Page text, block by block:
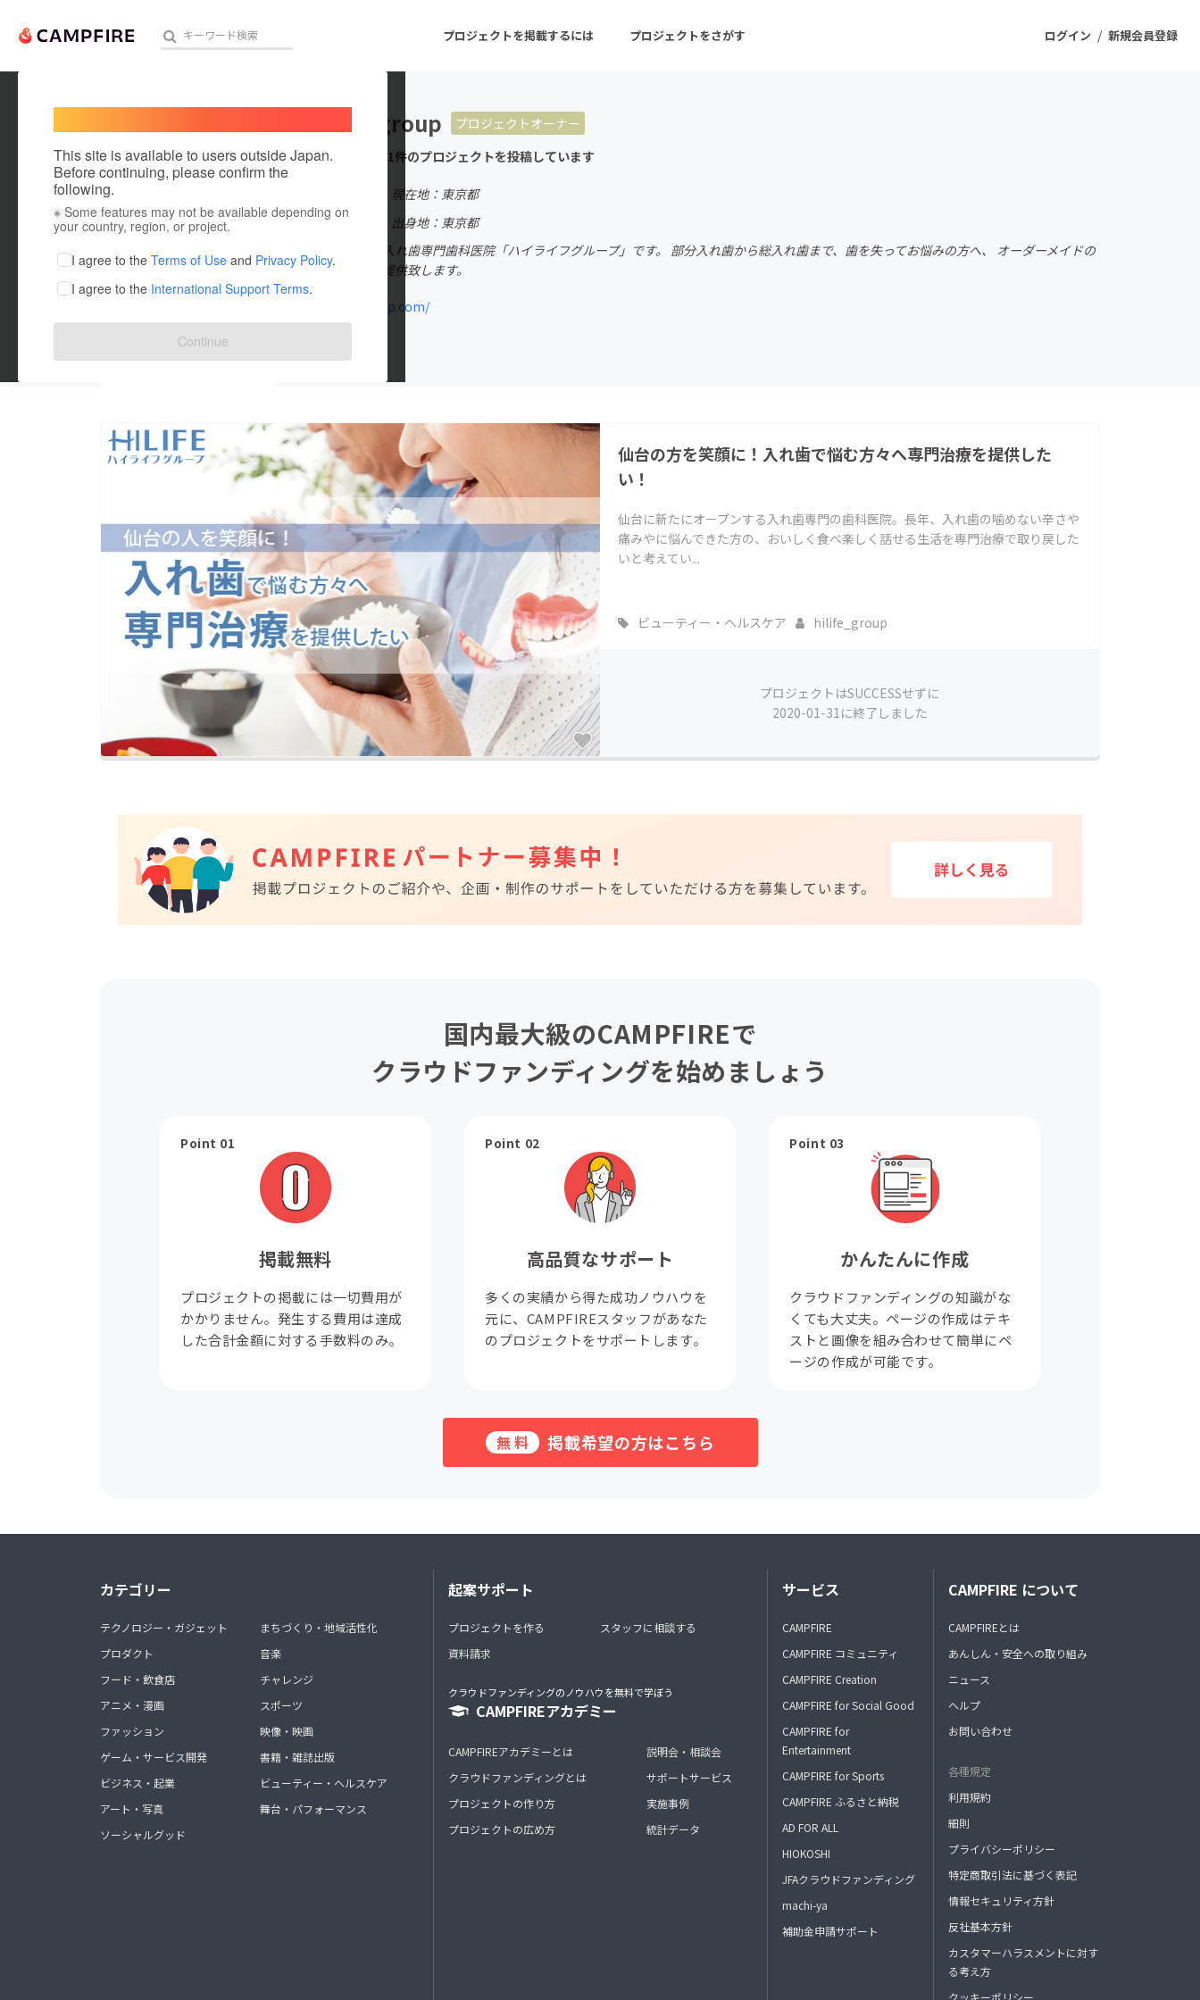
ログイン / 新規会員登録
プロジェクトを掲載するには プロジェクトをさがす
人気のプロジェクト 注目のリターン 注目の新着プロジェクト
アート・写真 音楽
テクノロジー・ガジェット
ゲーム・サービス開発 フード・飲食店
ファッション
映像・映画
ビジネス・起業
まちづくり・地域活性化
CAMPFIRE for Social Good
CAMPFIREふるさと納税
machi-ya コミュニティ
This site is available to users outside Japan.
Before continuing, please confirm the
following.
※ Some features may not be available depending on
your country, region, or project.
I agree to the Terms of Use and Privacy Policy.
I agree to the International Support Terms.
Continue
hilife_group
プロジェクトオーナー
これまでに1件のプロジェクトを投稿しています
現在地：東京都
出身国：日本
出身地：東京都
国内最大級の入れ歯専門歯科医院「ハイライフグループ」です。 部分入れ歯から総入れ歯まで、歯を失ってお悩みの方へ、 オーダーメイドの
入れ歯治療を提供致します。
hilife-group.com/
仙台の方を笑顔に！入れ歯で悩む方々へ専門治療を提供した
い！
仙台に新たにオープンする入れ歯専門の歯科医院。長年、入れ歯の噛めない辛さや
痛みやに悩んできた方の、おいしく食べ楽しく話せる生活を専門治療で取り戻した
いと考えてい...
ビューティー・ヘルスケア hilife_group
プロジェクトはSUCCESSせずに
2020-01-31に終了しました
国内最大級のCAMPFIREで
クラウドファンディングを始めましょう
Point 01
掲載無料
プロジェクトの掲載には一切費用が
かかりません。発生する費用は達成
した合計金額に対する手数料のみ。
Point 02
高品質なサポート
多くの実績から得た成功ノウハウを
元に、CAMPFIREスタッフがあなた
のプロジェクトをサポートします。
Point 03
かんたんに作成
クラウドファンディングの知識がな
くても大丈夫。ページの作成はテキ
ストと画像を組み合わせて簡単にペ
ージの作成が可能です。
無料 掲載希望の方はこちら
カテゴリー
テクノロジー・ガジェット
プロダクト
フード・飲食店
アニメ・漫画
ファッション
ゲーム・サービス開発
ビジネス・起業
アート・写真
ソーシャルグッド
まちづくり・地域活性化
音楽
チャレンジ
スポーツ
映像・映画
書籍・雑誌出版
ビューティー・ヘルスケア
舞台・パフォーマンス
起案サポート
プロジェクトを作る
資料請求
スタッフに相談する
クラウドファンディングのノウハウを無料で学ぼう
CAMPFIREアカデミー
CAMPFIREアカデミーとは
クラウドファンディングとは
プロジェクトの作り方
プロジェクトの広め方
説明会・相談会
サポートサービス
実施事例
統計データ
サービス
CAMPFIRE
CAMPFIRE コミュニティ
CAMPFIRE Creation
CAMPFIRE for Social Good
CAMPFIRE for
Entertainment
CAMPFIRE for Sports
CAMPFIRE ふるさと納税
AD FOR ALL
HIOKOSHI
JFAクラウドファンディング
machi-ya
補助金申請サポート
CAMPFIRE について
CAMPFIREとは
あんしん・安全への取り組み
ニュース
ヘルプ
お問い合わせ
各種規定
利用規約
細則
プライバシーポリシー
特定商取引法に基づく表記
情報セキュリティ方針
反社基本方針
カスタマーハラスメントに対す
る考え方
クッキーポリシー